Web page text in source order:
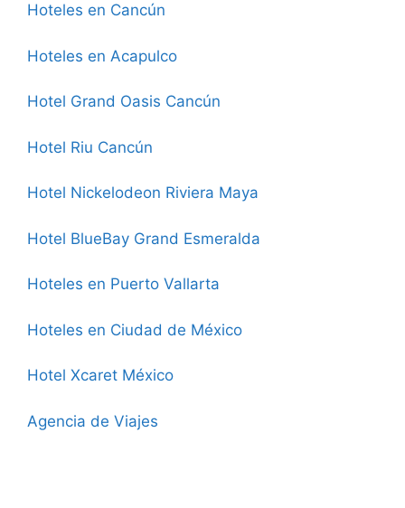
Hoteles en Cancún
Hoteles en Acapulco
Hotel Grand Oasis Cancún
Hotel Riu Cancún
Hotel Nickelodeon Riviera Maya
Hotel BlueBay Grand Esmeralda
Hoteles en Puerto Vallarta
Hoteles en Ciudad de México
Hotel Xcaret México
Agencia de Viajes